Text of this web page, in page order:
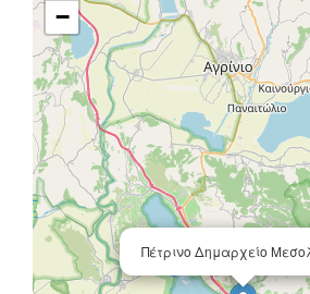
Πέτρινο Δημαρχείο
−